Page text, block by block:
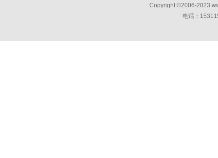
Copyright ©2006-2023
电话：